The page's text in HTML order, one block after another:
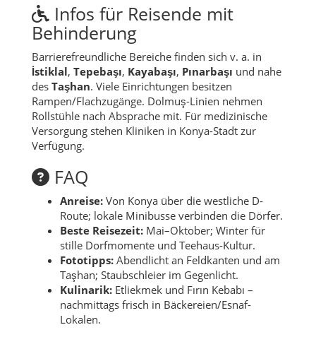
Infos für Reisende mit
Behinderung
Barrierefreundliche Bereiche finden sich v. a. in
İstiklal, Tepebaşı, Kayabaşı, Pınarbaşı und nahe
des Taşhan. Viele Einrichtungen besitzen
Rampen/Flachzugänge. Dolmuş-Linien nehmen
Rollstühle nach Absprache mit. Für medizinische
Versorgung stehen Kliniken in Konya-Stadt zur
Verfügung.
FAQ
Anreise: Von Konya über die westliche D-
Route; lokale Minibusse verbinden die Dörfer.
Beste Reisezeit: Mai–Oktober; Winter für
stille Dorfmomente und Teehaus-Kultur.
Fototipps: Abendlicht an Feldkanten und am
Taşhan; Staubschleier im Gegenlicht.
Kulinarik: Etliekmek und Fırın Kebabı –
nachmittags frisch in Bäckereien/Esnaf-
Lokalen.